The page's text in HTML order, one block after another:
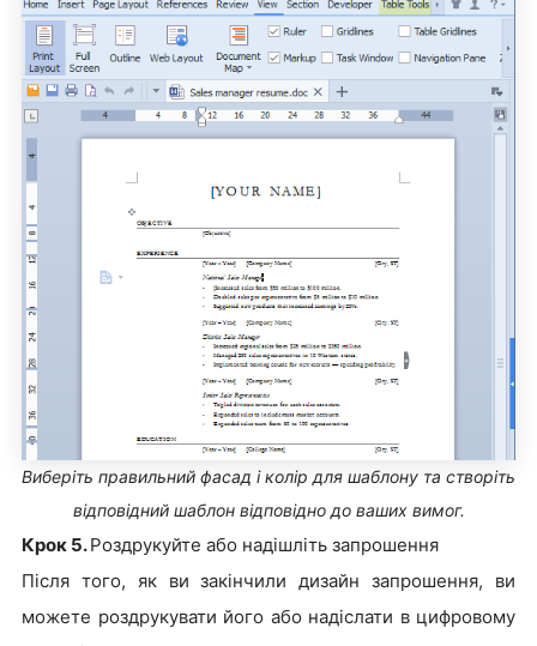
Виберіть правильний фасад і колір для шаблону та створіть
відповідний шаблон відповідно до ваших вимог.
Крок 5.Роздрукуйте або надішліть запрошення
Після того, як ви закінчили дизайн запрошення, ви
можете роздрукувати його або надіслати в цифровому